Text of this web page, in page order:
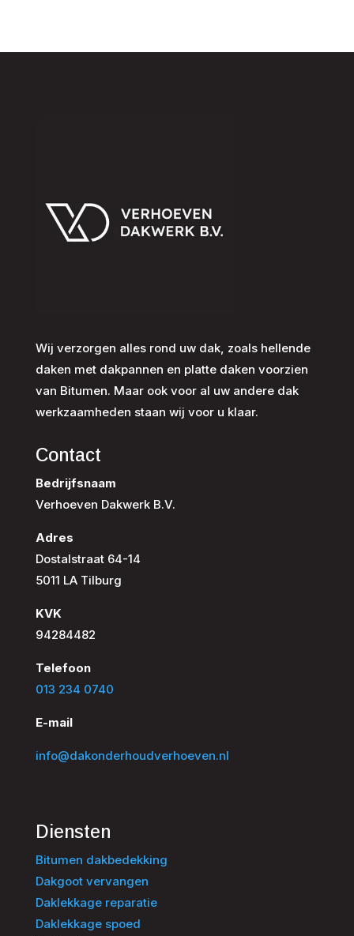
Wij verzorgen alles rond uw dak, zoals hellende
daken met dakpannen en platte daken voorzien
van Bitumen. Maar ook voor al uw andere dak
werkzaamheden staan wij voor u klaar.
Contact
Bedrijfsnaam
Verhoeven Dakwerk B.V.
Adres
Dostalstraat 64-14
5011 LA Tilburg
KVK
94284482
Telefoon
013 234 0740
E-mail
info@dakonderhoudverhoeven.nl
Diensten
Bitumen dakbedekking
Dakgoot vervangen
Daklekkage reparatie
Daklekkage spoed